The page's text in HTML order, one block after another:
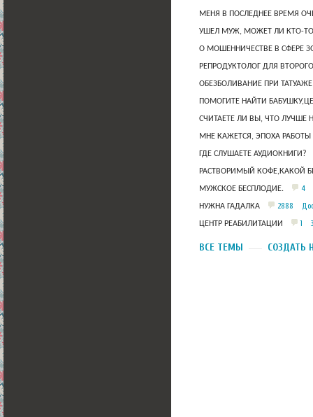
МЕНЯ В ПОСЛЕДНЕЕ ВРЕМЯ
УШЕЛ МУЖ, МОЖЕТ ЛИ КТО-ТО
О МОШЕННИЧЕСТВЕ В СФЕРЕ
РЕПРОДУКТОЛОГ ДЛЯ
ОБЕЗБОЛИВАНИЕ ПРИ
ПОМОГИТЕ НАЙТИ
СЧИТАЕТЕ ЛИ ВЫ, ЧТО ЛУЧШЕ
МНЕ КАЖЕТСЯ, ЭПОХА
ГДЕ СЛУШАЕТЕ АУДИОКНИГИ?
РАСТВОРИМЫЙ КОФЕ,КАКОЙ
МУЖСКОЕ БЕСПЛОДИЕ. 4
НУЖНА ГАДАЛКА 2888
ЦЕНТР РЕАБИЛИТАЦИИ 1
ВСЕ ТЕМЫ СОЗДАТЬ